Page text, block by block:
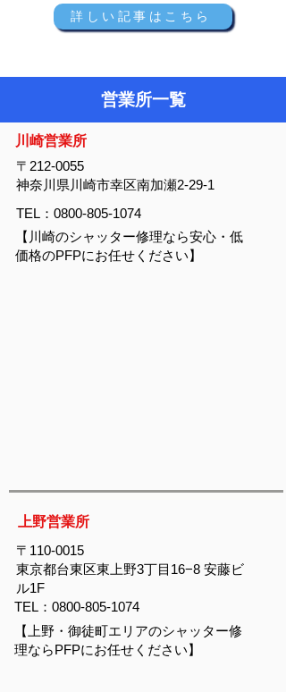
詳しい記事はこちら
​営業所一覧
​川崎営業所
〒212-0055
神奈川県川崎市幸区南加瀬2-29-1
TEL：0800-805-1074
【川崎のシャッター修理なら安心・低
価格のPFPにお任せください】
上野営業所
〒110-0015
東京都台東区東上野3丁目16−8 安藤ビ
ル1F
TEL：0800-805-1074
【上野・御徒町エリアのシャッター修
理ならPFPにお任せください】